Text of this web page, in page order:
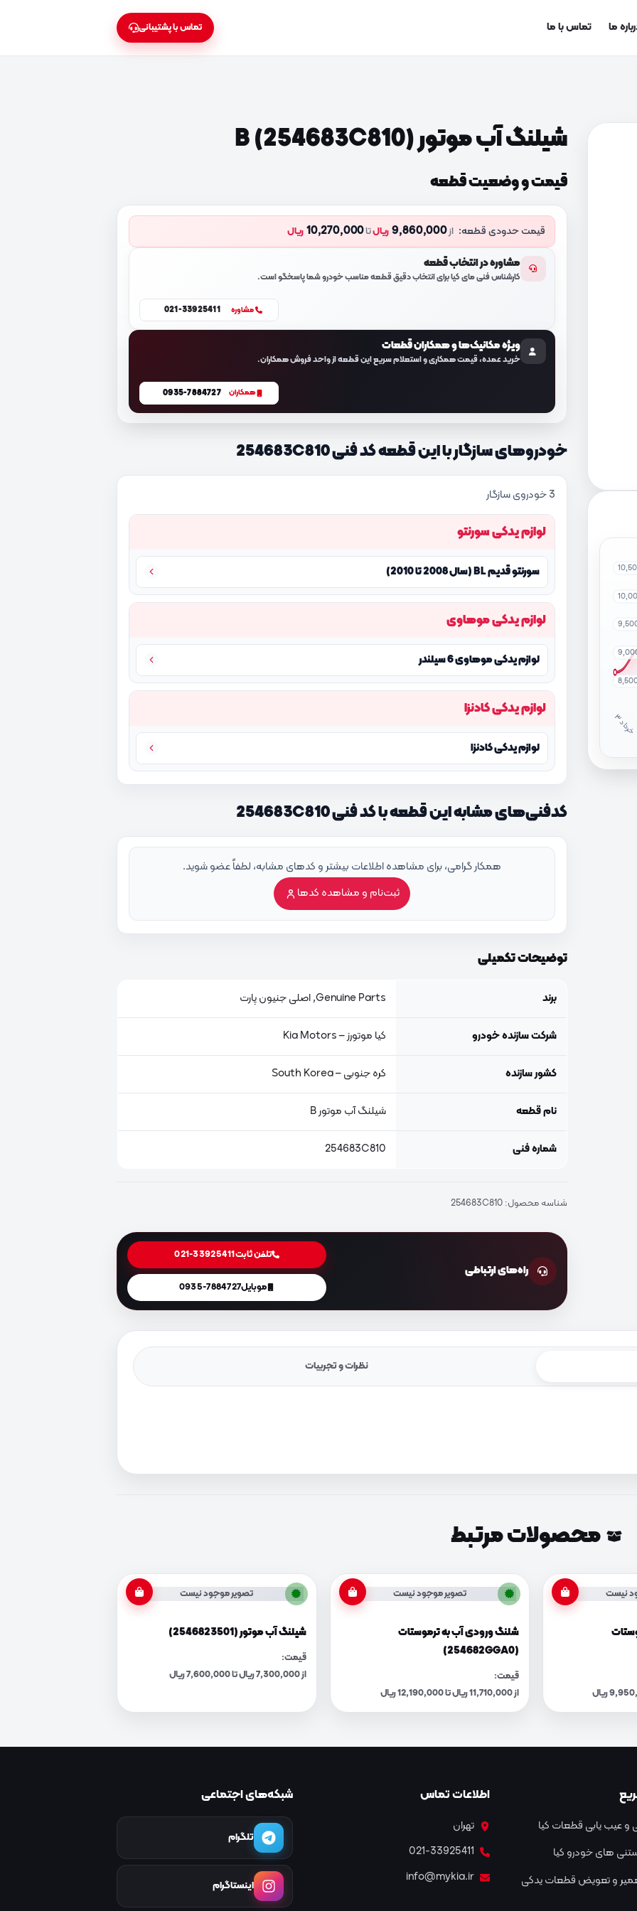
ما تماس با ما تماس با پشتیبانی
خ
ر
داد
۳
شیلنگ آب موتور B (254683C810)
قیمت و وضعیت قطعه
قیمت حدودی قطعه: از9,860,000 ریالتا10,270,000ریال
مشاوره در انتخاب قطعه
کارشناس فنی مای کیا برای انتخاب دقیق قطعه مناسب خودرو شما پاسخگو است.
مشاوره 021-33925411
ویژه مکانیک‌ها و همکاران قطعات
خرید عمده، قیمت همکاری و استعلام سریع این قطعه از واحد فروش همکاران.
همکاران 0935-7884727
خودروهای سازگار با این قطعه کد فنی 254683C810
3 خودروی سازگار
لوازم یدکی سورنتو
سورنتو قدیم BL (سال 2008 تا 2010)
لوازم یدکی موهاوی
لوازم یدکی موهاوی 6 سیلندر
لوازم یدکی کادنزا
لوازم یدکی کادنزا
کدفنی‌های مشابه این قطعه با کد فنی 254683C810
همکار گرامی، برای مشاهده اطلاعات بیشتر و کدهای مشابه، لطفاً عضو شوید.
ثبت‌نام و مشاهده کدها
توضیحات تکمیلی
برند Genuine Parts, اصلی جنیون پارت
شرکت سازنده خودرو کیا موتورز – Kia Motors
کشور سازنده کره جنوبی – South Korea
نام قطعه شیلنگ آب موتور B
شماره فنی 254683C810
شناسه محصول:254683C810
راه‌های ارتباطی
تلفن ثابت021-33925411
موبایل0935-7884727
نظرات و تجربیات
محصولات مرتبط
نیست تصویر موجود نیست
شلنگ ورودی آب به ترموستات
(254682GGA0)
قیمت:
از 11,710,000 ریال تا 12,190,000 ریال
تصویر موجود نیست
شیلنگ آب موتور (2546823501)
قیمت:
از 7,300,000 ریال تا 7,600,000 ریال
و عیب یابی قطعات کیا
های خودرو کیا
و تعویض قطعات یدکی
اطلاعات تماس
تهران
021-33925411
info@mykia.ir
شبکه‌های اجتماعی
تلگرام
اینستاگرام